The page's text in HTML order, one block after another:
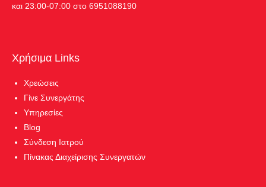
και 23:00-07:00 στο 6951088190
Χρήσιμα Links
Χρεώσεις
Γίνε Συνεργάτης
Υπηρεσίες
Blog
Σύνδεση Ιατρού
Πίνακας Διαχείρισης Συνεργατών